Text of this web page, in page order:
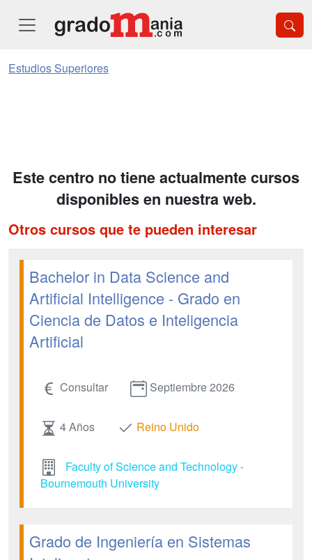
Estudios Superiores
Este centro no tiene actualmente cursos
disponibles en nuestra web.
Otros cursos que te pueden interesar
Bachelor in Data Science and
Artificial Intelligence - Grado en
Ciencia de Datos e Inteligencia
Artificial
Consultar Septiembre 2026
4 Años Reino Unido
Faculty of Science and Technology -
Bournemouth University
Grado de Ingeniería en Sistemas